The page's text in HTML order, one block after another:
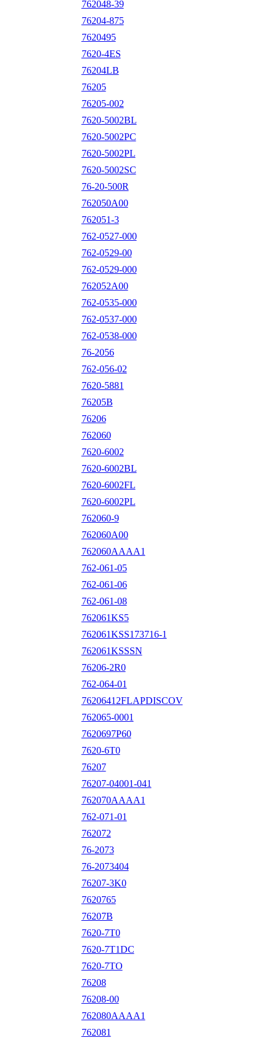
762048-39
76204-875
7620495
7620-4ES
76204LB
76205
76205-002
7620-5002BL
7620-5002PC
7620-5002PL
7620-5002SC
76-20-500R
762050A00
762051-3
762-0527-000
762-0529-00
762-0529-000
762052A00
762-0535-000
762-0537-000
762-0538-000
76-2056
762-056-02
7620-5881
76205B
76206
762060
7620-6002
7620-6002BL
7620-6002FL
7620-6002PL
762060-9
762060A00
762060AAAA1
762-061-05
762-061-06
762-061-08
762061KS5
762061KSS173716-1
762061KSSSN
76206-2R0
762-064-01
76206412FLAPDISCOV
762065-0001
7620697P60
7620-6T0
76207
76207-04001-041
762070AAAA1
762-071-01
762072
76-2073
76-2073404
76207-3K0
7620765
76207B
7620-7T0
7620-7T1DC
7620-7TO
76208
76208-00
762080AAAA1
762081